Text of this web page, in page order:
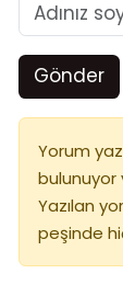
Gönder
Yorum
bulunuyor
Yazılan
peşinde